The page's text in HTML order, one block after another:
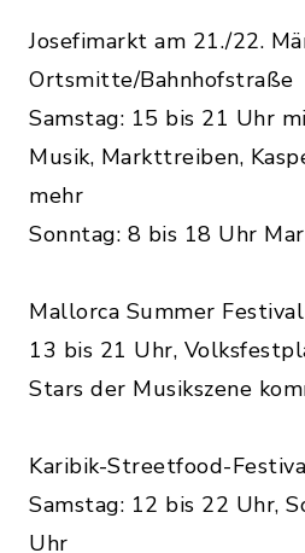
Josefimarkt am 21./22.
Ortsmitte/Bahnhofstraße
Samstag: 15 bis 21 Uhr
Musik, Markttreiben,
mehr
Sonntag: 8 bis 18 Uhr
Mallorca Summer
13 bis 21 Uhr,
Stars der Musikszene
Karibik-Streetfood-
Samstag: 12 bis 22 Uhr,
Uhr